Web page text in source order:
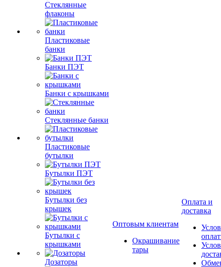
Стеклянные
флаконы
Пластиковые
банки
Банки ПЭТ
Банки с крышками
Стеклянные банки
Пластиковые
бутылки
Бутылки ПЭТ
Бутылки без
крышек
Бутылки с
крышками
Дозаторы
Оптовым клиентам
Окрашивание
тары
Оплата и
доставка